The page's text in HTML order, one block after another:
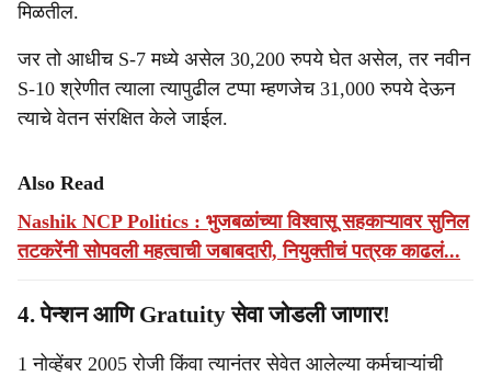
मिळतील.
जर तो आधीच S-7 मध्ये असेल 30,200 रुपये घेत असेल, तर नवीन
S-10 श्रेणीत त्याला त्यापुढील टप्पा म्हणजेच 31,000 रुपये देऊन
त्याचे वेतन संरक्षित केले जाईल.
Also Read
Nashik NCP Politics : भुजबळांच्या विश्वासू सहकाऱ्यावर सुनिल
तटकरेंनी सोपवली महत्वाची जबाबदारी, नियुक्तीचं पत्रक काढलं...
4. पेन्शन आणि Gratuity सेवा जोडली जाणार!
1 नोव्हेंबर 2005 रोजी किंवा त्यानंतर सेवेत आलेल्या कर्मचाऱ्यांची